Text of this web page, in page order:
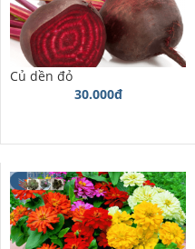
Củ dền đỏ
30.000đ